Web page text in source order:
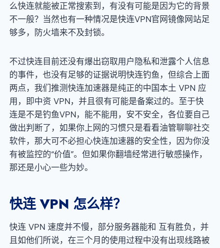
么快连就能被正常搜索到，有没有可能是因为它的背景
不一般？当然也有一种情况是快连VPN官网镜像网站足
够多，防火墙来不及封锁。
不过快连目前还没有爆出窃取用户隐私和泄露个人信息
的事件，也没有足够的证据说明快连钓鱼，但综合上面
两点，我们推测快连加速器是纯正的中国本土 VPN 应
用，即中资 VPN，并且很有可能是备案过的。至于快
连是不是钓鱼VPN，能不能用，安不安全，各位要自己
做出判断了，如果你上网的习惯只是看看油管聊聊社交
软件，那大可不必担心快连加速器的安全性，因为你没
有被监控的“价值”。但如果你翻墙经常进行敏感操作，
那还是小心一些为妙。
快连 VPN 怎么样？
快连 VPN 速度并不慢，部分服务器能和 互有胜负，并
且如他们所说，在三个月的使用过程中没有出现线路被